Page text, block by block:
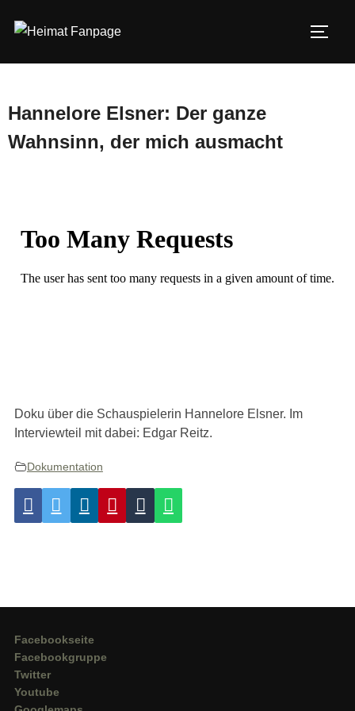
Inhalt
Hannelore Elsner: Der ganze
Wahnsinn, der mich ausmacht
Doku über die Schauspielerin Hannelore Elsner. Im
Interviewteil mit dabei: Edgar Reitz.
Dokumentation
Facebookseite
Facebookgruppe
Twitter
Youtube